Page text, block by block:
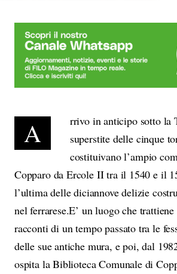
A
rrivo in anticipo sotto la
superstite delle cinque
costituivano l’ampio
Copparo da Ercole II tra il 1540 e il
l’ultima delle diciannove delizie
nel ferrarese.E’ un luogo che
racconti di un tempo passato tra le
delle sue antiche mura, e poi, dal
ospita la Biblioteca Comunale di